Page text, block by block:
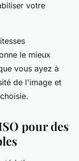
votre
le mieux
vous ayez à
de l'image et
pour des